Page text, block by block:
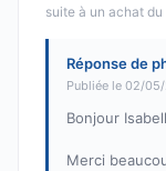
suite à un achat
Réponse de
Publiée le 02/
Bonjour
Merci